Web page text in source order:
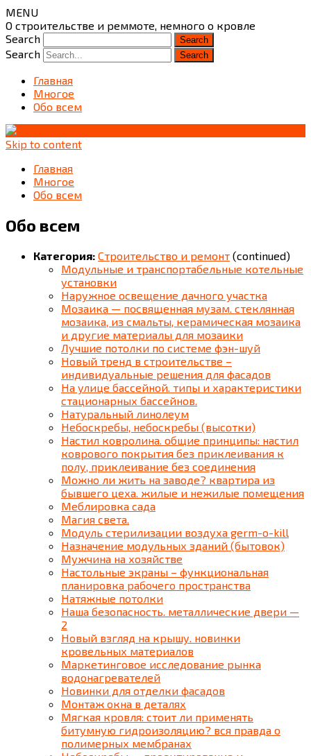
MENU
О строительстве и реммоте, немного о кровле
Search
Search
Главная
Многое
Обо всем
Skip to content
Главная
Многое
Обо всем
Обо всем
Категория: Строительство и ремонт (continued)
Модульные и транспортабельные котельные
установки
Наружное освещение дачного участка
Мозаика — посвященная музам. стеклянная
мозаика, из смальты, керамическая мозаика
и другие материалы для мозаики
Лучшие потолки по системе фэн-шуй
Новый тренд в строительстве –
индивидуальные решения для фасадов
На улице бассейной. типы и характеристики
стационарных бассейнов.
Натуральный линолеум
Небоскребы, небоскребы (высотки)
Настил ковролина. общие принципы: настил
коврового покрытия без приклеивания к
полу, приклеивание без соединения
Можно ли жить на заводе? квартира из
бывшего цеха. жилые и нежилые помещения
Меблировка сада
Магия света.
Модуль стерилизации воздуха germ-o-kill
Назначение модульных зданий (бытовок)
Мужчина на хозяйстве
Настольные экраны – функциональная
планировка рабочего пространства
Натяжные потолки
Наша безопасность. металлические двери —
2
Новый взгляд на крышу. новинки
кровельных материалов
Маркетинговое исследование рынка
водонагревателей
Новинки для отделки фасадов
Монтаж окна в деталях
Мягкая кровля: стоит ли применять
битумную гидроизоляцию? вся правда о
полимерных мембранах